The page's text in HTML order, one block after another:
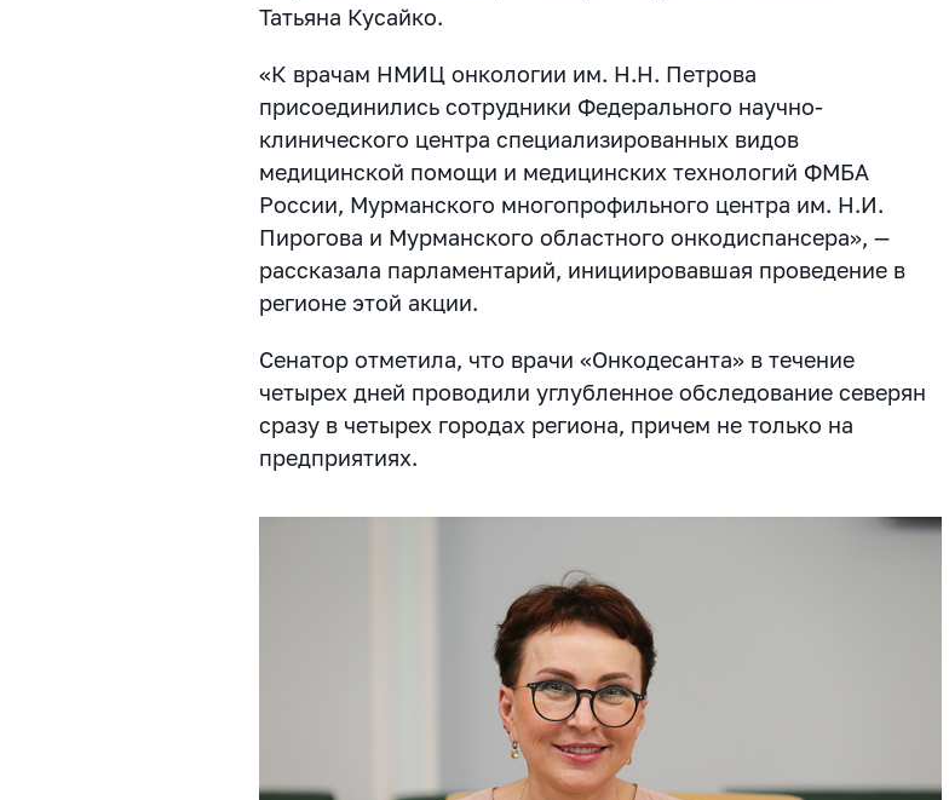
Татьяна Кусайко.
«К врачам НМИЦ онкологии им. Н.Н. Петрова
присоединились сотрудники Федерального научно-
клинического центра специализированных видов
медицинской помощи и медицинских технологий ФМБА
России, Мурманского многопрофильного центра им. Н.И.
Пирогова и Мурманского областного онкодиспансера», —
рассказала парламентарий, инициировавшая проведение в
регионе этой акции.
Сенатор отметила, что врачи «Онкодесанта» в течение
четырех дней проводили углубленное обследование северян
сразу в четырех городах региона, причем не только на
предприятиях.